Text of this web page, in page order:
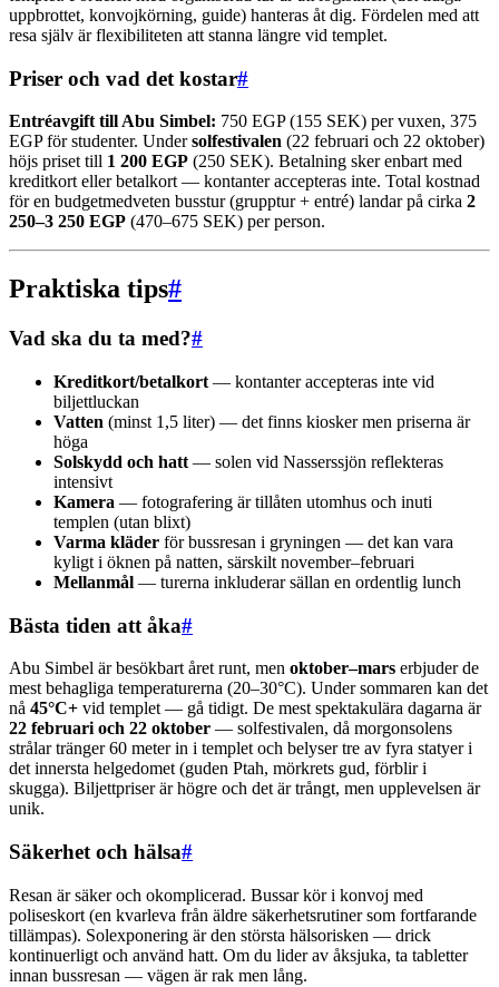
uppbrottet, konvojkörning, guide) hanteras åt dig. Fördelen med att
resa själv är flexibiliteten att stanna längre vid templet.
Priser och vad det kostar#
Entréavgift till Abu Simbel: 750 EGP (155 SEK) per vuxen, 375
EGP för studenter. Undersolfestivalen (22 februari och 22 oktober)
höjs priset till 1 200 EGP (250 SEK). Betalning sker enbart med
kreditkort eller betalkort — kontanter accepteras inte. Total kostnad
för en budgetmedveten busstur (grupptur + entré) landar på cirka 2
250–3 250 EGP (470–675 SEK) per person.
Praktiska tips#
Vad ska du ta med?#
Kreditkort/betalkort — kontanter accepteras inte vid
biljettluckan
Vatten (minst 1,5 liter) — det finns kiosker men priserna är
höga
Solskydd och hatt — solen vid Nasserssjön reflekteras
intensivt
Kamera — fotografering är tillåten utomhus och inuti
templen (utan blixt)
Varma kläder för bussresan i gryningen — det kan vara
kyligt i öknen på natten, särskilt november–februari
Mellanmål — turerna inkluderar sällan en ordentlig lunch
Bästa tiden att åka#
Abu Simbel är besökbart året runt, men oktober–mars erbjuder de
mest behagliga temperaturerna (20–30°C). Under sommaren kan det
nå 45°C+ vid templet — gå tidigt. De mest spektakulära dagarna är
22 februari och 22 oktober — solfestivalen, då morgonsolens
strålar tränger 60 meter in i templet och belyser tre av fyra statyer i
det innersta helgedomet (guden Ptah, mörkrets gud, förblir i
skugga). Biljettpriser är högre och det är trångt, men upplevelsen är
unik.
Säkerhet och hälsa#
Resan är säker och okomplicerad. Bussar kör i konvoj med
poliseskort (en kvarleva från äldre säkerhetsrutiner som fortfarande
tillämpas). Solexponering är den största hälsorisken — drick
kontinuerligt och använd hatt. Om du lider av åksjuka, ta tabletter
innan bussresan — vägen är rak men lång.